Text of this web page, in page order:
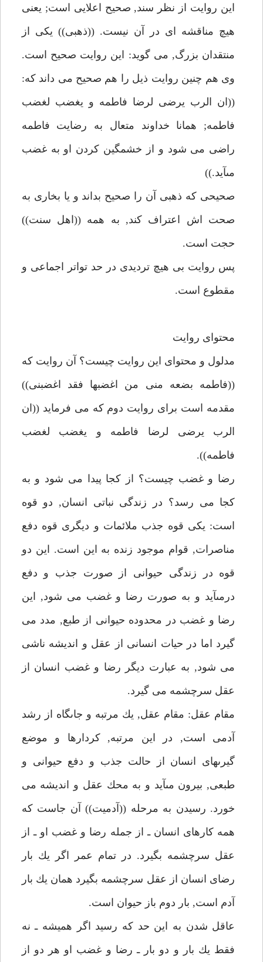
اين روايت از نظر سند, صحيح اعلايى است; يعنى
هيچ مناقشه اى در آن نيست. ((ذهبى)) يكى از
منتقدان بزرگ, مى گويد: اين روايت صحيح است.
وى هم چنين روايت ذيل را هم صحيح مى داند كه:
((ان الرب يرضى لرضا فاطمه و يغضب لغضب
فاطمه; همانا خداوند متعال به رضايت فاطمه
راضى مى شود و از خشمگين كردن او به غضب
مىآيد.))
صحيحى كه ذهبى آن را صحيح بداند و يا بخارى به
صحت اش اعتراف كند, به همه ((اهل سنت))
حجت است.
پس روايت بى هيچ ترديدى در حد تواتر اجماعى و
مقطوع است.
محتواى روايت
مدلول و محتواى اين روايت چيست؟ آن روايت كه
((فاطمه بضعه منى من اغضبها فقد اغضبنى))
مقدمه است براى روايت دوم كه مى فرمايد ((ان
الرب يرضى لرضا فاطمه و يغضب لغضب
فاطمه)).
رضا و غضب چيست؟ از كجا پيدا مى شود و به
كجا مى رسد؟ در زندگى نباتى انسان, دو قوه
است: يكى قوه جذب ملائمات و ديگرى قوه دفع
مناصرات, قوام موجود زنده به اين است. اين دو
قوه در زندگى حيوانى از صورت جذب و دفع
درمىآيد و به صورت رضا و غضب مى شود, اين
رضا و غضب در محدوده حيوانى از طبع, مدد مى
گيرد اما در حيات انسانى از عقل و انديشه ناشى
مى شود, به عبارت ديگر رضا و غضب انسان از
عقل سرچشمه مى گيرد.
مقام عقل: مقام عقل, يك مرتبه و جاىگاه از رشد
آدمى است, در اين مرتبه, كردارها و موضع
گيرىهاى انسان از حالت جذب و دفع حيوانى و
طبعى, بيرون مىآيد و به محك عقل و انديشه مى
خورد. رسيدن به مرحله ((آدميت)) آن جاست كه
همه كارهاى انسان ـ از جمله رضا و غضب او ـ از
عقل سرچشمه بگيرد. در تمام عمر اگر يك بار
رضاى انسان از عقل سرچشمه بگيرد همان يك بار
آدم است, بار دوم باز حيوان است.
عاقل شدن به اين حد كه رسيد اگر هميشه ـ نه
فقط يك بار و دو بار ـ رضا و غضب او هر دو از